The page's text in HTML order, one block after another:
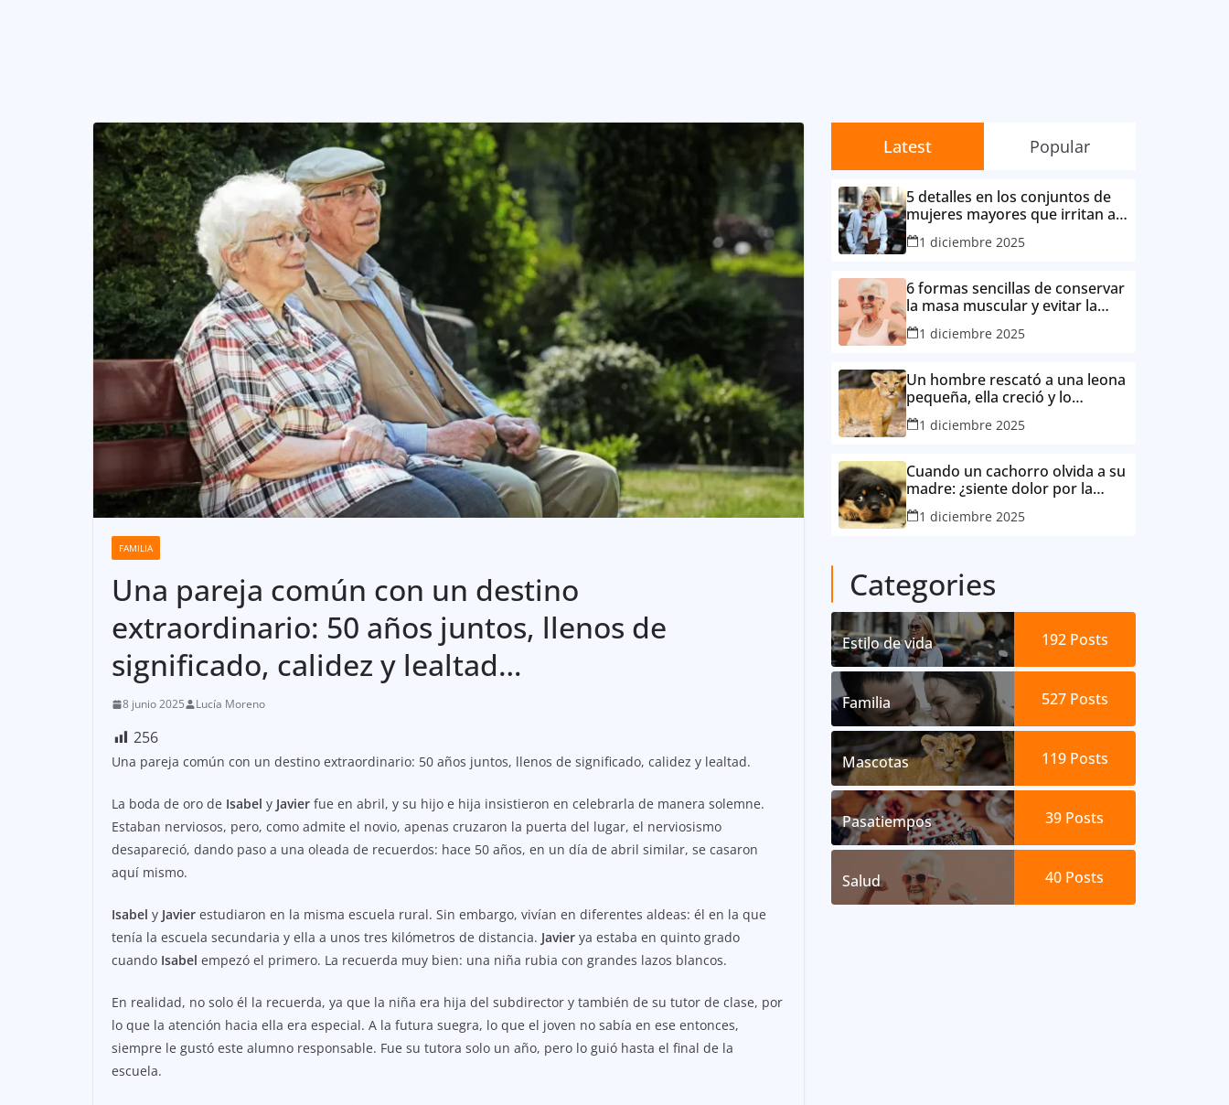
FAMILIA
Una pareja común con un destino
extraordinario: 50 años juntos, llenos de
significado, calidez y lealtad…
8 junio 2025 Lucía Moreno
256
Una pareja común con un destino extraordinario: 50 años juntos, llenos de significado, calidez y lealtad.
La boda de oro de Isabel y Javier fue en abril, y su hijo e hija insistieron en celebrarla de manera solemne.
Estaban nerviosos, pero, como admite el novio, apenas cruzaron la puerta del lugar, el nerviosismo
desapareció, dando paso a una oleada de recuerdos: hace 50 años, en un día de abril similar, se casaron
aquí mismo.
Isabel y Javier estudiaron en la misma escuela rural. Sin embargo, vivían en diferentes aldeas: él en la que
tenía la escuela secundaria y ella a unos tres kilómetros de distancia. Javier ya estaba en quinto grado
cuando Isabel empezó el primero. La recuerda muy bien: una niña rubia con grandes lazos blancos.
En realidad, no solo él la recuerda, ya que la niña era hija del subdirector y también de su tutor de clase, por
lo que la atención hacia ella era especial. A la futura suegra, lo que el joven no sabía en ese entonces,
siempre le gustó este alumno responsable. Fue su tutora solo un año, pero lo guió hasta el final de la
escuela.
Latest Popular
5 detalles en los conjuntos de
mujeres mayores que irritan a
sus contemporáneas.
1 diciembre 2025
6 formas sencillas de conservar
la masa muscular y evitar la
degradación corporal por la
edad
1 diciembre 2025
Un hombre rescató a una leona
pequeña, ella creció y lo
consideró su mejor amigo
1 diciembre 2025
Cuando un cachorro olvida a su
madre: ¿siente dolor por la
separación?
1 diciembre 2025
Categories
Estilo de vida 192 Posts
Familia 527 Posts
Mascotas 119 Posts
Pasatiempos 39 Posts
Salud 40 Posts